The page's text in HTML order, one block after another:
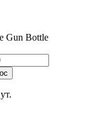
Gun Bottle